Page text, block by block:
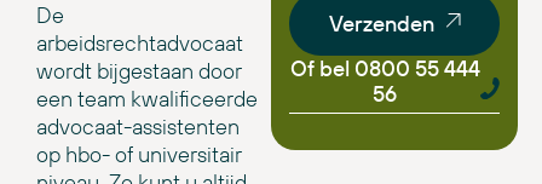
De
arbeidsrechtadvocaat
wordt bijgestaan door
een team kwalificeerde
advocaat-assistenten
op hbo- of universitair
Verzenden
Of bel 0800 55 444
56